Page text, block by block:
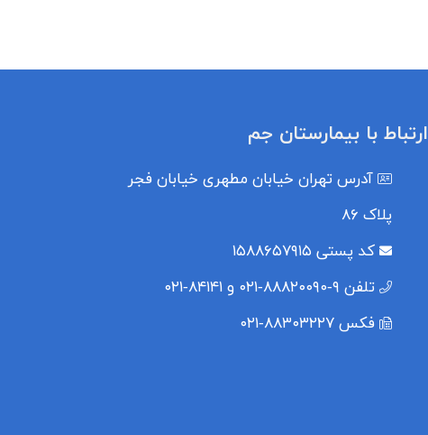
ارتباط با بیمارستان جم
آدرس تهران خیابان مطهری خیابان فجر
پلاک ۸۶
کد پستی
تلفن
فکس ۸۸۳۰۳۲۲۷-۰۲۱